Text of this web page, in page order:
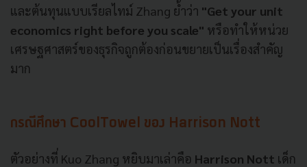
และต้นทุนแบบเรียลไทม์ Zhang ย้ำว่า "Get your unit
economics right before you scale" หรือทำให้หน่วย
เศรษฐศาสตร์ของธุรกิจถูกต้องก่อนขยายเป็นเรื่องสำคัญ
มาก
กรณีศึกษา CoolTowel ของ Harrison Nott
ตัวอย่างที่ Kuo Zhang หยิบมาเล่าคือ Harrison Nott เด็ก